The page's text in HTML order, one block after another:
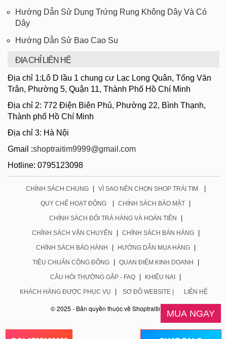
MUA NGAY
Hướng Dẫn Sử Dụng Trứng Rung Không Dây Và Có
Dây
Hướng Dẫn Sử Bao Cao Su
ĐỊA CHỈ LIÊN HỆ
Địa chỉ 1:Lô D lầu 1 chung cư Lạc Long Quân, Tống Văn
Trân, Phường 5, Quận 11, Thành Phố Hồ Chí Minh
Địa chỉ 2: 772 Điện Biên Phủ, Phường 22, Bình Thạnh,
Thành phố Hồ Chí Minh
Địa chỉ 3: Hà Nội
Gmail :shoptraitim9999@gmail.com
Hotline: 0795123098
CHÍNH SÁCH CHUNG | VÌ SAO NÊN CHỌN SHOP TRÁI TIM |
QUY CHẾ HOẠT ĐỘNG | CHÍNH SÁCH BẢO MẬT |
CHÍNH SÁCH ĐỔI TRẢ HÀNG VÀ HOÀN TIỀN |
CHÍNH SÁCH VẬN CHUYỂN | CHÍNH SÁCH BÁN HÀNG |
CHÍNH SÁCH BẢO HÀNH | HƯỚNG DẪN MUA HÀNG |
TIÊU CHUẨN CỘNG ĐỒNG | QUAN ĐIỂM KINH DOANH |
CÂU HỎI THƯỜNG GẶP - FAQ | KHIẾU NẠI |
KHÁCH HÀNG ĐƯỢC PHỤC VỤ | SƠ ĐỒ WEBSITE | LIÊN HỆ
© 2025 - Bản quyền thuộc về Shoptraitim.com